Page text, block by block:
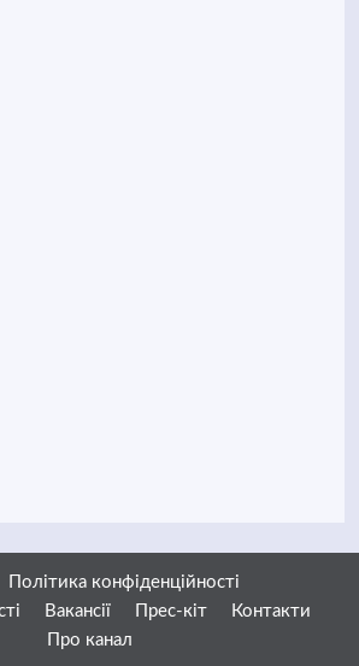
Політика конфіденційності
Вакансії Прес-кіт
Контакти
Про канал